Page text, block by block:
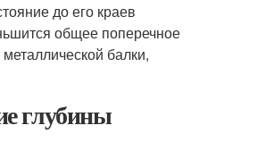
до его краев
общее поперечное
балки,
глубины